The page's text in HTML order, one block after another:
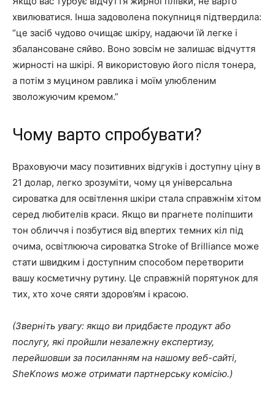
хвилюватися. Інша задоволена покупниця підтвердила:
“це засіб чудово очищає шкіру, надаючи їй легке і
збалансоване сяйво. Воно зовсім не залишає відчуття
жирності на шкірі. Я використовую його після тонера,
а потім з муцином равлика і моїм улюбленим
зволожуючим кремом.”
Чому варто спробувати?
Враховуючи масу позитивних відгуків і доступну ціну в
21 долар, легко зрозуміти, чому ця універсальна
сироватка для освітлення шкіри стала справжнім хітом
серед любителів краси. Якщо ви прагнете поліпшити
тон обличчя і позбутися від впертих темних кіл під
очима, освітлююча сироватка Stroke of Brilliance може
стати швидким і доступним способом перетворити
вашу косметичну рутину. Це справжній порятунок для
тих, хто хоче сяяти здоров’ям і красою.
(Зверніть увагу: якщо ви придбаєте продукт або
послугу, які пройшли незалежну експертизу,
перейшовши за посиланням на нашому веб-сайті,
SheKnows може отримати партнерську комісію.)